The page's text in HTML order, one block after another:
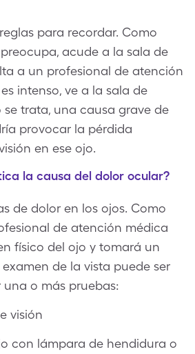
para recordar. Como
acude a la sala de
a un profesional de atención
intenso, ve a la sala de
se trata, una causa grave de
provocar la pérdida
en ese ojo.
la causa del dolor ocular?
de dolor en los ojos. Como
de atención médica
físico del ojo y tomará un
de la vista puede ser
o más pruebas:
visión
con lámpara de hendidura o